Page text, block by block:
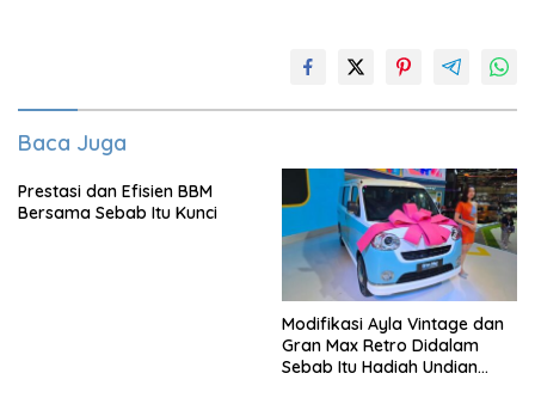
Baca Juga
Prestasi dan Efisien BBM
Bersama Sebab Itu Kunci
Modifikasi Ayla Vintage dan
Gran Max Retro Didalam
Sebab Itu Hadiah Undian